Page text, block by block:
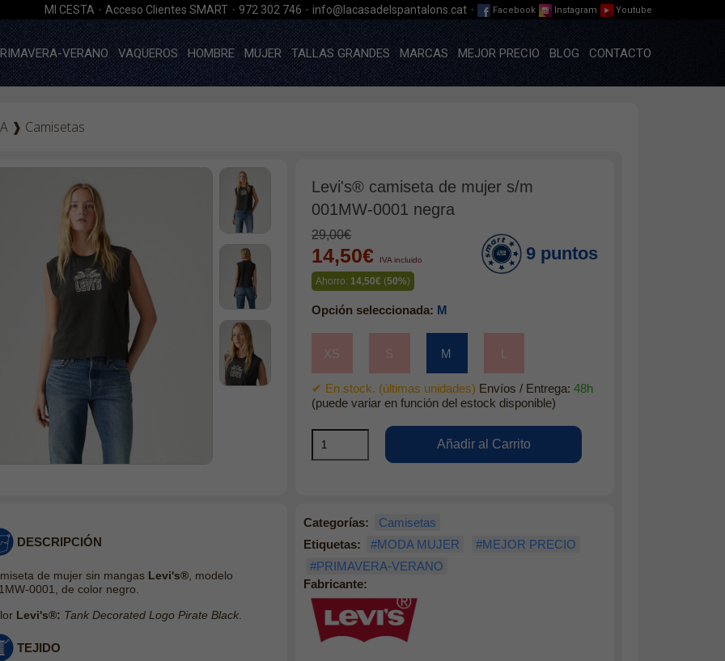
MI CESTA · Acceso Clientes SMART · 972 302 746 · info@lacasadelspantalons.cat · Facebook Instagram Youtube
VERANO VAQUEROS HOMBRE MUJER TALLAS GRANDES MARCAS MEJOR PRECIO BLOG CONTACTO
❱ Camisetas
Levi's® camiseta de mujer s/m
001MW-0001 negra
29,00€
14,50€ IVA incluido
Ahorro: 14,50€ (50%)
9 puntos
Opción seleccionada: M
XS S M
✔ En stock. (últimas unidades) Envíos / Entrega:48h
(puede variar en función del estock disponible)
DESCRIPCIÓN
de mujer sin mangas Levi's®, modelo
0001, de color negro.
Levi's®: Tank Decorated Logo Pirate Black.
TEJIDO
Categorías:
Camisetas
Etiquetas:
#MODA MUJER
#MEJOR PRECIO
#PRIMAVERA-VERANO
Fabricante: